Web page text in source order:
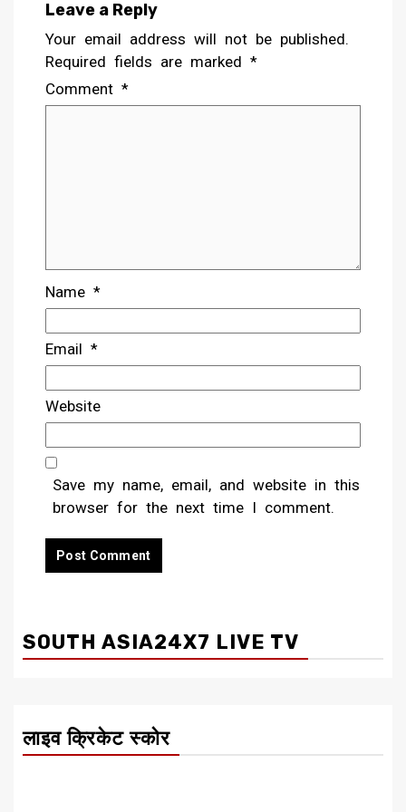
Leave a Reply
Your email address will not be published.
Required fields are marked *
Comment *
Name *
Email *
Website
Save my name, email, and website in this
browser for the next time I comment.
SOUTH ASIA24X7 LIVE TV
लाइव क्रिकेट स्कोर